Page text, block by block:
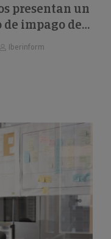
presentan un
impago del
Iberinform